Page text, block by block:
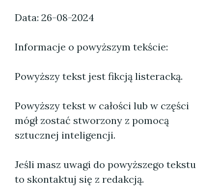
Data: 26-08-2024
Informacje o powyższym tekście:
Powyższy tekst jest fikcją listeracką.
Powyższy tekst w całości lub w części
mógł zostać stworzony z pomocą
sztucznej inteligencji.
Jeśli masz uwagi do powyższego tekstu
to skontaktuj się z redakcją.